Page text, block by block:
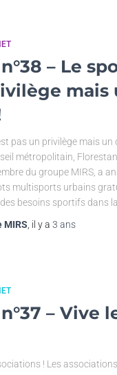
n°38 – Le
mais
pas un privilège mais
métropolitain,
du groupe MIRS, a
multisports urbains
besoins sportifs dans
MIRS , il y a 3 ans
n°37 – Vive
! Les